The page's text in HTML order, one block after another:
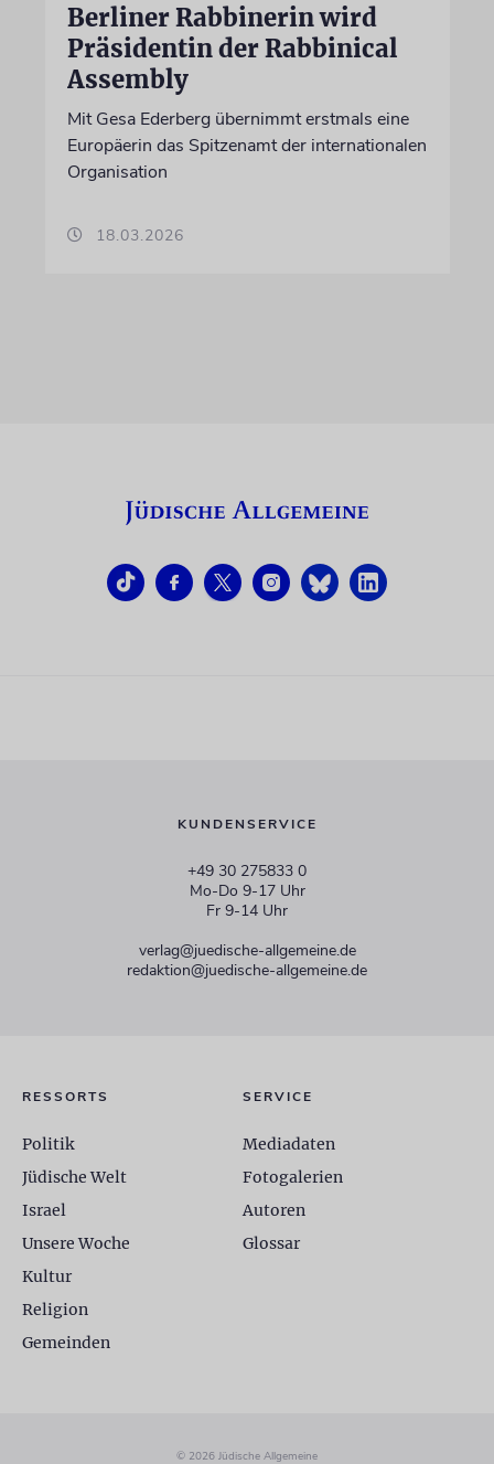
Berliner Rabbinerin wird
Präsidentin der Rabbinical
Assembly
Mit Gesa Ederberg übernimmt erstmals eine
Europäerin das Spitzenamt der internationalen
Organisation
18.03.2026
KUNDENSERVICE
+49 30 275833 0
Mo-Do 9-17 Uhr
Fr 9-14 Uhr
verlag@juedische-allgemeine.de
redaktion@juedische-allgemeine.de
RESSORTS
Politik
Jüdische Welt
Israel
Unsere Woche
Kultur
Religion
Gemeinden
SERVICE
Mediadaten
Fotogalerien
Autoren
Glossar
© 2026 Jüdische Allgemeine